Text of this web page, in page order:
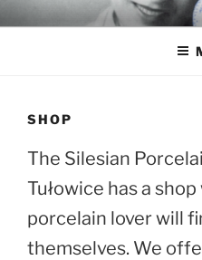
Przejdź
do
MUZEUM
Muzeum Porcelany Śląskiej w
SHOP
The Silesian
Tułowice has a
porcelain lover will
themselves. We